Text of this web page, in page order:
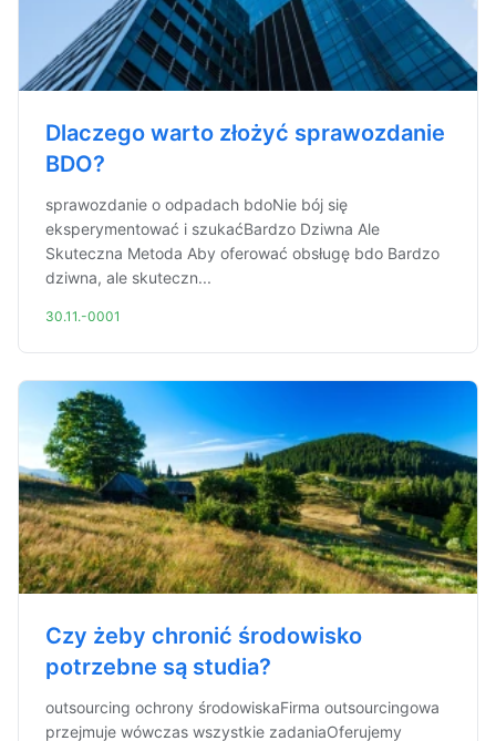
Dlaczego warto złożyć sprawozdanie
BDO?
sprawozdanie o odpadach bdoNie bój się
eksperymentować i szukaćBardzo Dziwna Ale
Skuteczna Metoda Aby oferować obsługę bdo Bardzo
dziwna, ale skuteczn...
30.11.-0001
Czy żeby chronić środowisko
potrzebne są studia?
outsourcing ochrony środowiskaFirma outsourcingowa
przejmuje wówczas wszystkie zadaniaOferujemy